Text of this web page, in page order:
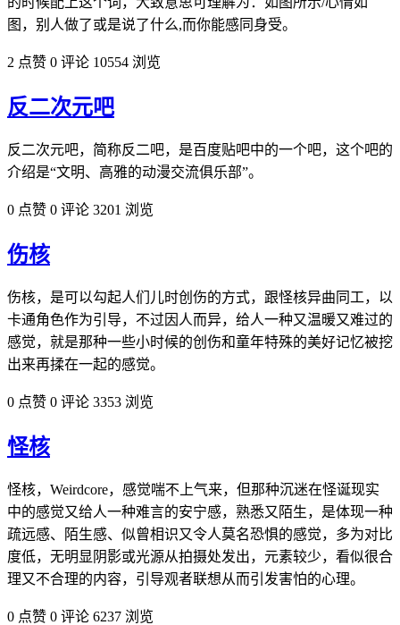
图，别人做了或是说了什么,而你能感同身受。
2 点赞 0 评论 10554 浏览
反二次元吧
反二次元吧，简称反二吧，是百度贴吧中的一个吧，这个吧的
介绍是“文明、高雅的动漫交流俱乐部”。
0 点赞 0 评论 3201 浏览
伤核
伤核，是可以勾起人们儿时创伤的方式，跟怪核异曲同工，以
卡通角色作为引导，不过因人而异，给人一种又温暖又难过的‌‌‌‌‌‌‌‌‌‌‌‌
感觉，就是那种一些小时候的创伤和童年特殊的美好记忆被挖
出来再揉在一起的感觉。
0 点赞 0 评论 3353 浏览
怪核
怪核，Weirdcore，感觉喘不上气来，但那种沉迷在怪诞现实
中的感觉又给人一种难言的安宁感，熟悉又陌生，是体现一种
疏远感、陌生感、似曾相识又令‌‌‌‌‌‌‌‌‌‌‌‌人莫名恐惧的感觉，多为对比
度低，无明显阴影或光源从拍摄处发出，元素较少，看似很合
理又不合理的内容，引导观者联想从而引发害怕的心理。
0 点赞 0 评论 6237 浏览